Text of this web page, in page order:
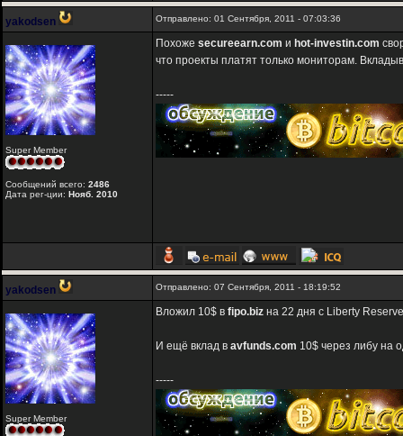
yakodsen Отправлено: 01 Сентября, 2011 - 07:03:36
Super Member
Сообщений всего: 2486
Дата рег-ции: Нояб. 2010
Похоже secureearn.com и hot-investin.com
что проекты платят только мониторам.
-----
yakodsen Отправлено: 07 Сентября, 2011 - 18:19:52
Super Member
Вложил 10$ в fipo.biz на 22 дня с Liberty
И ещё вклад в avfunds.com 10$ через либу на
-----